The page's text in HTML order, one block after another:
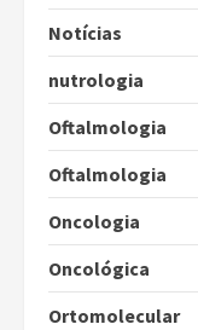
Notícias
nutrologia
Oftalmologia
Oftalmologia
Oncologia
Oncológica
Ortomolecular